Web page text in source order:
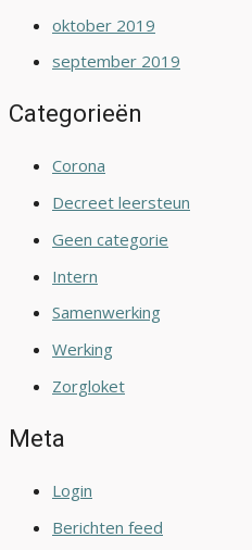
oktober 2019
september 2019
Categorieën
Corona
Decreet leersteun
Geen categorie
Intern
Samenwerking
Werking
Zorgloket
Meta
Login
Berichten feed